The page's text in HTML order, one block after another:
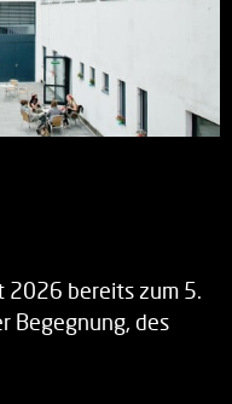
2026 bereits zum 5.
Begegnung, des